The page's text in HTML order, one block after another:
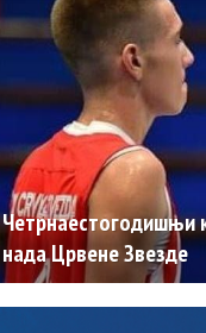
Четрнаестогодишњи
нада Црвене Звезде